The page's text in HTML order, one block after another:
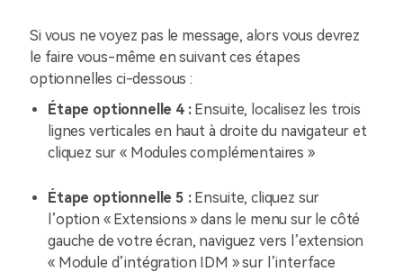
Si vous ne voyez pas le message, alors vous devrez
le faire vous-même en suivant ces étapes
optionnelles ci-dessous :
Étape optionnelle 4 :Ensuite, localisez les trois
lignes verticales en haut à droite du navigateur et
cliquez sur « Modules complémentaires »
Étape optionnelle 5 : Ensuite, cliquez sur
l’option « Extensions » dans le menu sur le côté
gauche de votre écran, naviguez vers l’extension
« Module d’intégration IDM » sur l’interface